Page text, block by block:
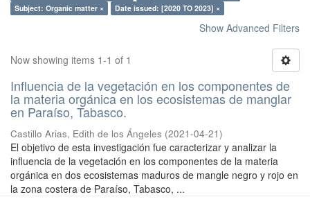
Subject: Organic matter ×
Date issued: [2020 TO 2023] ×
Show Advanced Filters
Now showing items 1-1 of 1
Influencia de la vegetación en los componentes de
la materia orgánica en los ecosistemas de manglar
en Paraíso, Tabasco.
Castillo Arias, Edith de los Ángeles (2021-04-21)
El objetivo de esta investigación fue caracterizar y analizar la
influencia de la vegetación en los componentes de la materia
orgánica en dos ecosistemas maduros de mangle negro y rojo en
la zona costera de Paraíso, Tabasco, ...